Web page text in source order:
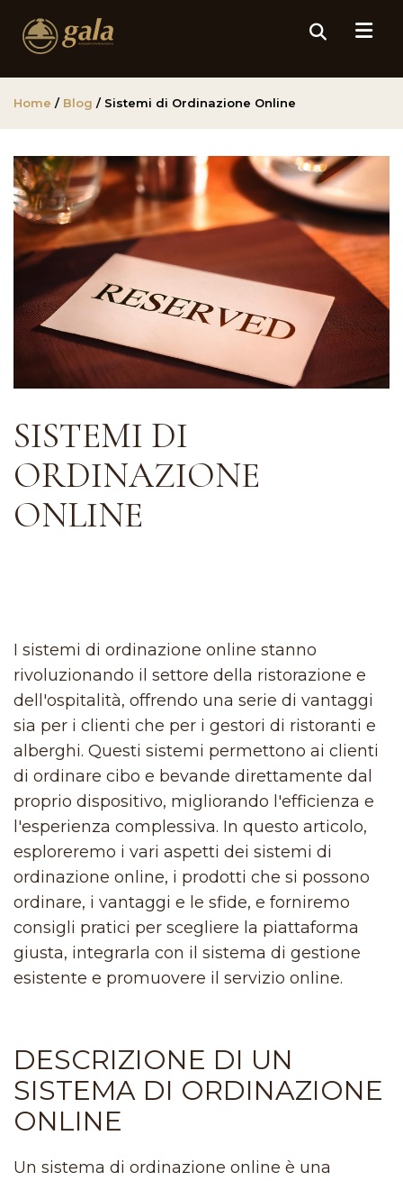
Home / Blog / Sistemi di Ordinazione Online
SISTEMI DI
ORDINAZIONE
ONLINE
I sistemi di ordinazione online stanno
rivoluzionando il settore della ristorazione e
dell'ospitalità, offrendo una serie di vantaggi
sia per i clienti che per i gestori di ristoranti e
alberghi. Questi sistemi permettono ai clienti
di ordinare cibo e bevande direttamente dal
proprio dispositivo, migliorando l'efficienza e
l'esperienza complessiva. In questo articolo,
esploreremo i vari aspetti dei sistemi di
ordinazione online, i prodotti che si possono
ordinare, i vantaggi e le sfide, e forniremo
consigli pratici per scegliere la piattaforma
giusta, integrarla con il sistema di gestione
esistente e promuovere il servizio online.
DESCRIZIONE DI UN
SISTEMA DI ORDINAZIONE
ONLINE
Un sistema di ordinazione online è una